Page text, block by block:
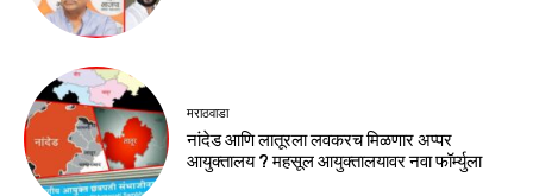
मराठवाडा
नांदेड आणि लातूरला लवकरच मिळणार अप्पर
आयुक्तालय ? महसूल आयुक्तालयावर नवा फॉर्म्युला